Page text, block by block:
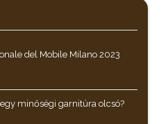
del Mobile Milano 2023
minőségi garnitúra olcsó?